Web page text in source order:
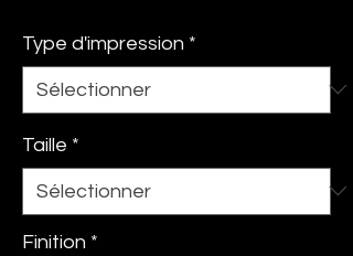
Type d'impression *
Taille *
Finition *